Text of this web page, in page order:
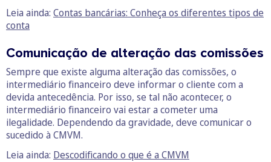
Leia ainda: Contas bancárias: Conheça os diferentes tipos de
conta
Comunicação de alteração das comissões
Sempre que existe alguma alteração das comissões, o
intermediário financeiro deve informar o cliente com a
devida antecedência. Por isso, se tal não acontecer, o
intermediário financeiro vai estar a cometer uma
ilegalidade. Dependendo da gravidade, deve comunicar o
sucedido à CMVM.
Leia ainda: Descodificando o que é a CMVM